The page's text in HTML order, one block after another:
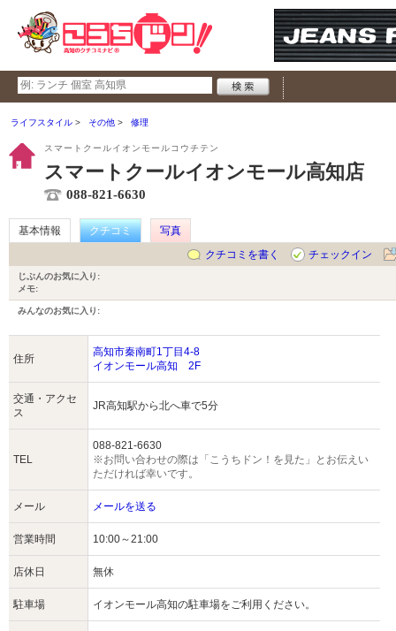
ライフスタイル その他 修理
スマートクールイオンモールコウチテン
スマートクールイオンモール高知店
088-821-6630
基本情報 クチコミ
写真
クチコミを書く
チェックイン
じぶんのお気に入り:
メモ:
みんなのお気に入り:
住所
高知市秦南町1丁目4-8
イオンモール高知 2F
交通・アクセ
ス
JR高知駅から北へ車で5分
TEL
088-821-6630
※お問い合わせの際は「こうちドン！を見た」とお伝えい
ただければ幸いです。
メール メールを送る
営業時間 10:00～21:00
店休日 無休
駐車場 イオンモール高知の駐車場をご利用ください。